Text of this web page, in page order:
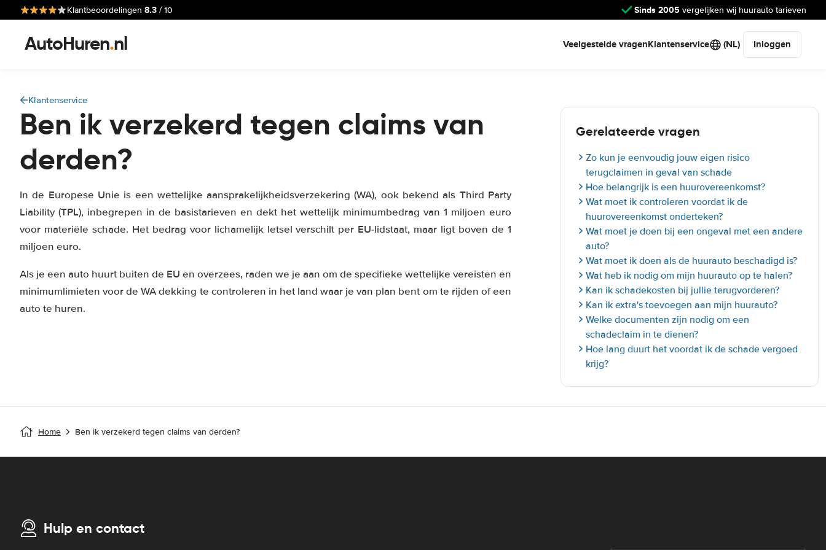
Klantbeoordelingen 8.3 / 10 Sinds 2005 vergelijken wij huurauto tarieven
AutoHuren.nl Veelgestelde vragenKlantenservice (NL) Inloggen
Klantenservice
Ben ik verzekerd tegen claims van
derden?
In de Europese Unie is een wettelijke aansprakelijkheidsverzekering (WA), ook bekend als Third Party
Liability (TPL), inbegrepen in de basistarieven en dekt het wettelijk minimumbedrag van 1 miljoen euro
voor materiële schade. Het bedrag voor lichamelijk letsel verschilt per EU-lidstaat, maar ligt boven de 1
miljoen euro.
Als je een auto huurt buiten de EU en overzees, raden we je aan om de specifieke wettelijke vereisten en
minimumlimieten voor de WA dekking te controleren in het land waar je van plan bent om te rijden of een
auto te huren.
Gerelateerde vragen
Zo kun je eenvoudig jouw eigen risico
terugclaimen in geval van schade
Hoe belangrijk is een huurovereenkomst?
Wat moet ik controleren voordat ik de
huurovereenkomst onderteken?
Wat moet je doen bij een ongeval met een andere
auto?
Wat moet ik doen als de huurauto beschadigd is?
Wat heb ik nodig om mijn huurauto op te halen?
Kan ik schadekosten bij jullie terugvorderen?
Kan ik extra's toevoegen aan mijn huurauto?
Welke documenten zijn nodig om een
schadeclaim in te dienen?
Hoe lang duurt het voordat ik de schade vergoed
krijg?
Home Ben ik verzekerd tegen claims van derden?
Hulp en contact